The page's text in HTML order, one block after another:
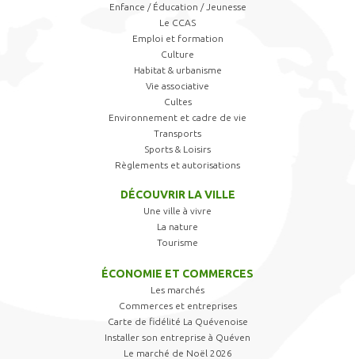
Enfance / Éducation / Jeunesse
Le CCAS
Emploi et formation
Culture
Habitat & urbanisme
Vie associative
Cultes
Environnement et cadre de vie
Transports
Sports & Loisirs
Règlements et autorisations
DÉCOUVRIR LA VILLE
Une ville à vivre
La nature
Tourisme
ÉCONOMIE ET COMMERCES
Les marchés
Commerces et entreprises
Carte de fidélité La Quévenoise
Installer son entreprise à Quéven
Le marché de Noël 2026